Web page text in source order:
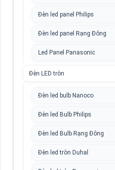
Đèn led panel Philips
Đèn led panel Rạng Đông
Led Panel Panasonic
Đèn LED tròn
Đèn led bulb Nanoco
Đèn led Bulb Philips
Đèn led Bulb Rạng Đông
Đèn led tròn Duhal